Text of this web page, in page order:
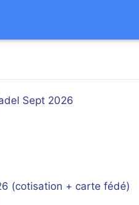
Sept 2026
(cotisation + carte fédé)